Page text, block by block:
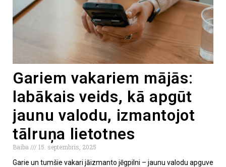
Gariem vakariem mājās:
labākais veids, kā apgūt
jaunu valodu, izmantojot
tālruņa lietotnes
Baiba
15. septembris, 2025
Garie un tumšie vakari jāizmanto jēgpilni – jaunu valodu apguve